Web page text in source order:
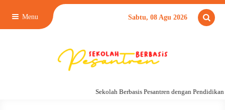
Menu Sabtu, 08 Agu 2026
Sekolah Berbasis Pesantren dengan Pendidikan 24